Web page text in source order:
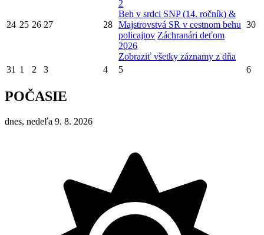
24 25 26 27 28
2
Beh v srdci SNP (14. ročník) &
Majstrovstvá SR v cestnom behu
policajtov Záchranári deťom
2026
Zobraziť všetky záznamy z dňa
30
31 1 2 3 4 5 6
POČASIE
dnes, nedeľa 9. 8. 2026